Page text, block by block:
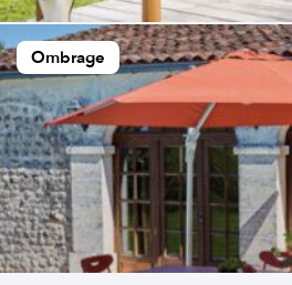
Ombrage